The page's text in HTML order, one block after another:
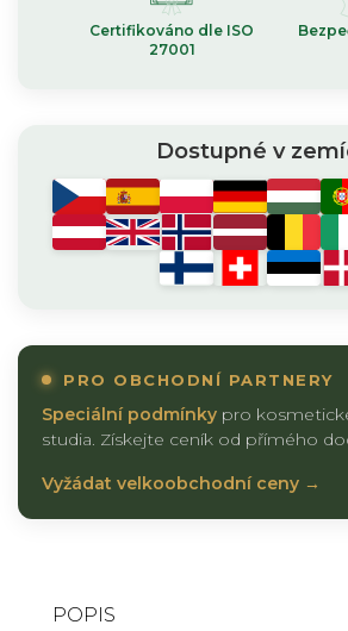
Certifikováno dle ISO
27001
Dostupné v
PRO OBCHODNÍ PARTNERY
Speciální podmínky pro
studia. Získejte ceník od přímého
Vyžádat velkoobchodní ceny →
POPIS